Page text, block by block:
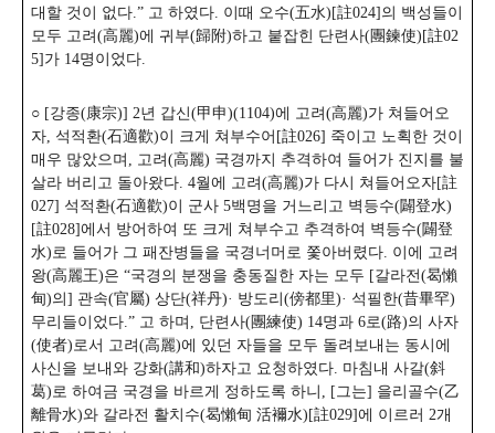
대할 것이 없다.” 고 하였다. 이때 오수(五水)[註024]의 백성들이
모두 고려(高麗)에 귀부(歸附)하고 붙잡힌 단련사(團鍊使)[註02
5]가 14명이었다.
○ [강종(康宗)] 2년 갑신(甲申)(1104)에 고려(高麗)가 쳐들어오
자, 석적환(石適歡)이 크게 쳐부수어[註026] 죽이고 노획한 것이
매우 많았으며, 고려(高麗) 국경까지 추격하여 들어가 진지를 불
살라 버리고 돌아왔다. 4월에 고려(高麗)가 다시 쳐들어오자[註
027] 석적환(石適歡)이 군사 5백명을 거느리고 벽등수(闢登水)
[註028]에서 방어하여 또 크게 쳐부수고 추격하여 벽등수(闢登
水)로 들어가 그 패잔병들을 국경너머로 쫓아버렸다. 이에 고려
왕(高麗王)은 “국경의 분쟁을 충동질한 자는 모두 [갈라전(曷懶
甸)의] 관속(官屬) 상단(祥丹)· 방도리(傍都里)· 석필한(昔畢罕)
무리들이었다.” 고 하며, 단련사(團練使) 14명과 6로(路)의 사자
(使者)로서 고려(高麗)에 있던 자들을 모두 돌려보내는 동시에
사신을 보내와 강화(講和)하자고 요청하였다. 마침내 사갈(斜
葛)로 하여금 국경을 바르게 정하도록 하니, [그는] 을리골수(乙
離骨水)와 갈라전 활치수(曷懶甸 活襧水)[註029]에 이르러 2개